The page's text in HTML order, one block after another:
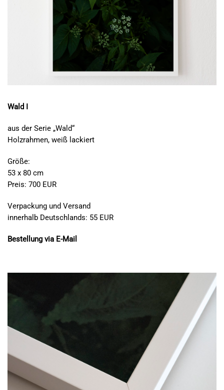
Wald I
aus der Serie „Wald“
Holzrahmen, weiß lackiert
Größe:
53 x 80 cm
Preis: 700 EUR
Verpackung und Versand
innerhalb Deutschlands: 55 EUR
Bestellung via E-Mail